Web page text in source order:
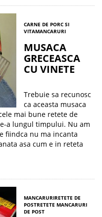
CARNE DE PORC SI
VITAMANCARURI
MUSACA
GRECEASCA
CU VINETE
Trebuie sa recunosc
ca aceasta musaca
mai bune retete de
a lungul timpului. Nu am
fiindca nu ma incanta
asa cum e in reteta
MANCARURIRETETE DE
POSTRETETE MANCARURI
DE POST